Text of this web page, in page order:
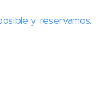
y reservamos.